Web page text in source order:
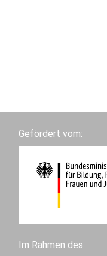
Gefördert vom:
Im Rahmen des: